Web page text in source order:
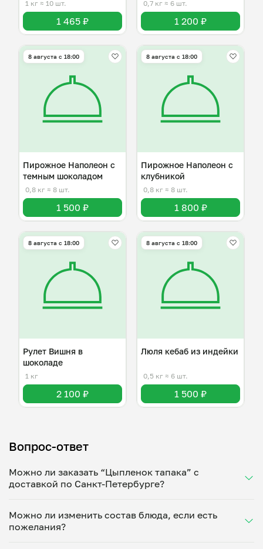
1 кг ≈ 10 шт.
1 465 ₽
0,7 кг ≈ 6 шт.
1 200 ₽
8 августа с 18:00
Пирожное Наполеон с
темным шоколадом
0,8 кг ≈ 8 шт.
1 500 ₽
8 августа с 18:00
Пирожное Наполеон с
клубникой
0,8 кг ≈ 8 шт.
1 800 ₽
8 августа с 18:00
Рулет Вишня в
шоколаде
1 кг
2 100 ₽
8 августа с 18:00
Люля кебаб из индейки
0,5 кг ≈ 6 шт.
1 500 ₽
Вопрос-ответ
Можно ли заказать “Цыпленок тапака” с
доставкой по Санкт-Петербурге?
Укажите удобное время — и получите свежее
домашнее блюдо в большой порции прямо с плиты.
Можно ли изменить состав блюда, если есть
пожелания?